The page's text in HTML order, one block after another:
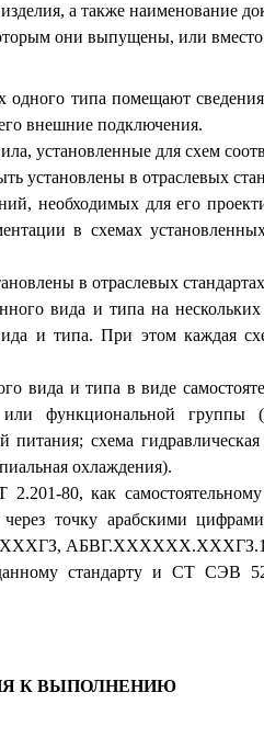
а также наименование
они выпущены, или
одного типа помещают
внешние подключения.
установленные для схем
установлены в отраслевых
необходимых для его
в схемах
в отраслевых
вида и типа на
и типа. При этом каждая
вида и типа в виде
функциональной группы
схема
охлаждения).
80, как
точку арабскими
стандарту и СТ СЭВ
К ВЫПОЛНЕНИЮ